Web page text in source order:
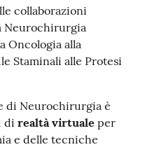
collaborazioni
Neurochirurgia
Oncologia alla
Staminali alle Protesi
di Neurochirurgia è
di realtà virtuale per
e delle tecniche